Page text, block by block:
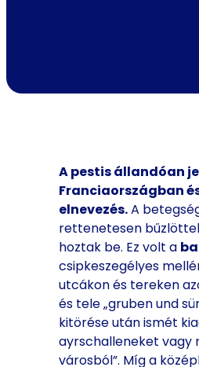
A pestis állandóan
Franciaországban
elnevezés.A
rettenetesen
hoztak be. Ez volt a
csipkeszegélyes
utcákon és tereken
és tele „gruben und
kitörése után ismét
ayrschalleneket vagy
városból”. Míg a